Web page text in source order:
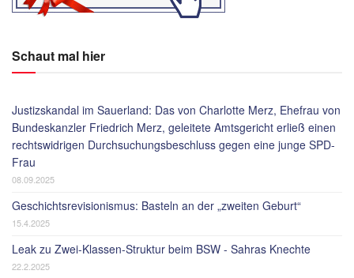
Schaut mal hier
Justizskandal im Sauerland: Das von Charlotte Merz, Ehefrau von
Bundeskanzler Friedrich Merz, geleitete Amtsgericht erließ einen
rechtswidrigen Durchsuchungsbeschluss gegen eine junge SPD-
Frau
08.09.2025
Geschichtsrevisionismus: Basteln an der „zweiten Geburt“
15.4.2025
Leak zu Zwei-Klassen-Struktur beim BSW - Sahras Knechte
22.2.2025